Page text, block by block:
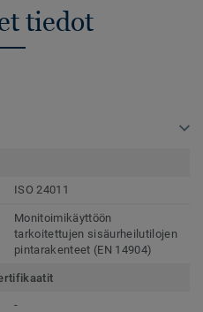
tiedot
ISO 24011
Monitoimikäyttöön
tarkoitettujen sisäurheilutilojen
pintarakenteet (EN 14904)
-